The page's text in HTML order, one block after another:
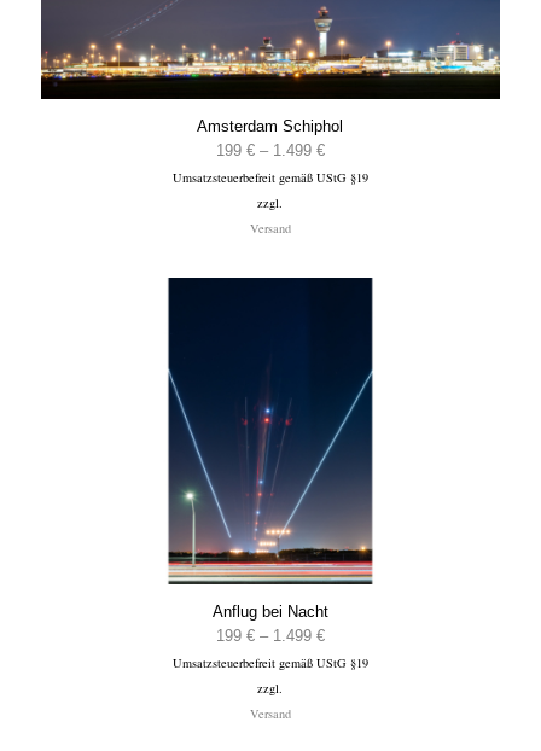
Amsterdam Schiphol
199 € – 1.499 €Preisspanne:
199 €
Umsatzsteuerbefreit gemäß UStG §19
zzgl.
Versand
Anflug bei Nacht
199 € – 1.499 €Preisspanne:
199 €
Umsatzsteuerbefreit gemäß UStG §19
zzgl.
Versand